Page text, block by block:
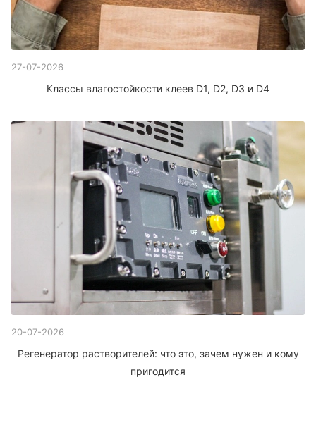
27-07-2026
Классы влагостойкости клеев D1, D2, D3 и D4
20-07-2026
Регенератор растворителей: что это, зачем нужен и кому
пригодится